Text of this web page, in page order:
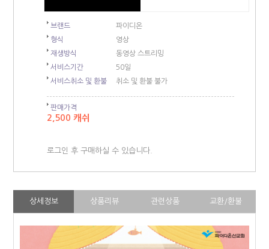
브랜드
파이디온
형식
영상
재생방식
동영상 스트리밍
서비스기간
50일
서비스취소 및 환불
취소 및 환불 불가
판매가격
2,500 캐쉬
로그인 후 구매하실 수 있습니다.
상세정보 상품리뷰 관련상품 교환/환불